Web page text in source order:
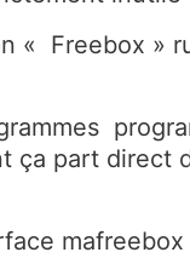
« Freebox »
ça part direct